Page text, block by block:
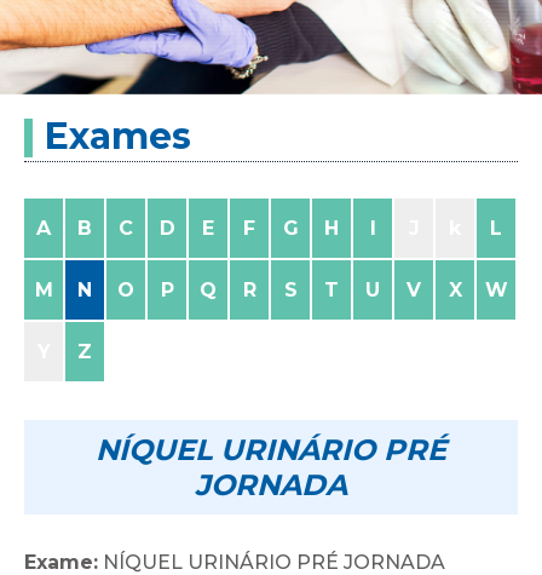
-
Laboratório
Análises
Exames
A B C D E F G H I L
M N O P Q R S T U V X W
Z
NÍQUEL URINÁRIO PRÉ
JORNADA
Exame: NÍQUEL URINÁRIO PRÉ JORNADA